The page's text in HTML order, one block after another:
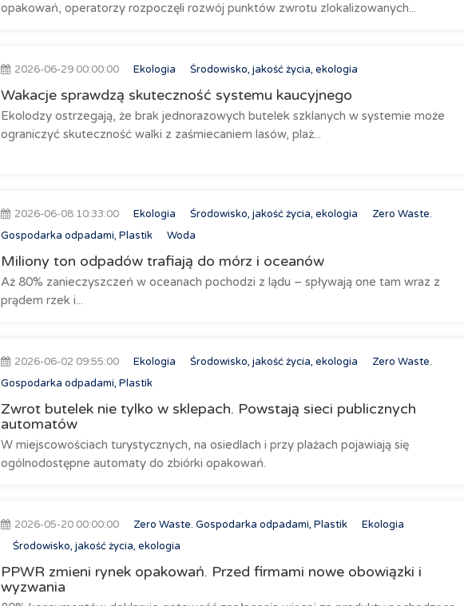
opakowań, operatorzy rozpoczęli rozwój punktów zwrotu zlokalizowanych...
2026-06-29 00:00:00 Ekologia Środowisko, jakość życia, ekologia
Wakacje sprawdzą skuteczność systemu kaucyjnego
Ekolodzy ostrzegają, że brak jednorazowych butelek szklanych w systemie może
ograniczyć skuteczność walki z zaśmiecaniem lasów, plaż...
2026-06-08 10:33:00 Ekologia Środowisko, jakość życia, ekologia
Zero Waste.
Gospodarka odpadami, Plastik
Woda
Miliony ton odpadów trafiają do mórz i oceanów
Aż 80% zanieczyszczeń w oceanach pochodzi z lądu – spływają one tam wraz z
prądem rzek i...
2026-06-02 09:55:00 Ekologia Środowisko, jakość życia, ekologia
Zero Waste.
Gospodarka odpadami, Plastik
Zwrot butelek nie tylko w sklepach. Powstają sieci publicznych
automatów
W miejscowościach turystycznych, na osiedlach i przy plażach pojawiają się
ogólnodostępne automaty do zbiórki opakowań.
2026-05-20 00:00:00 Zero Waste. Gospodarka odpadami, Plastik
Ekologia
Środowisko, jakość życia, ekologia
PPWR zmieni rynek opakowań. Przed firmami nowe obowiązki i
wyzwania